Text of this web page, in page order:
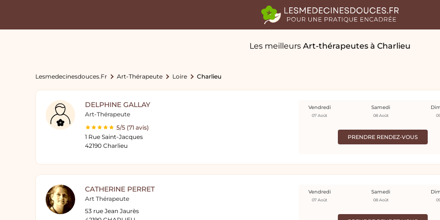
Les meilleurs Art-thérapeutes à Charlieu
Lesmedecinesdouces.fr Art-Thérapeute Loire Charlieu
DELPHINE GALLAY
Art-Thérapeute
5/5 (71 avis)
1 Rue Saint-Jacques
42190 Charlieu
PRENDRE RENDEZ-VOUS
Vendredi
07 Août
Samedi
08 Août
CATHERINE PERRET
Art Thérapeute
53 rue Jean Jaurès
Vendredi
07 Août
Samedi
08 Août